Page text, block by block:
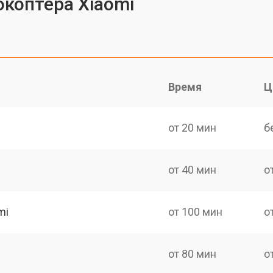
Время
от 20 мин
от 40 мин
от 100 мин
от 80 мин